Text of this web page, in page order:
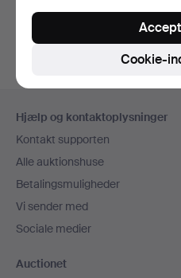
137 USD
Hjælp og kontaktoplysninger
Kontakt supporten
Alle auktionshuse
Betalingsmuligheder
Vi sender med
Sociale medier
Auctionet
Cookie-